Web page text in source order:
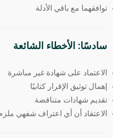
توافقهما مع باقي الأدلة
سادسًا: الأخطاء الشائعة
الاعتماد على شهادة غير مباشرة
إهمال توثيق الإقرار كتابيًا
تقديم شهادات متناقضة
الاعتقاد أن أي اعتراف شفهي